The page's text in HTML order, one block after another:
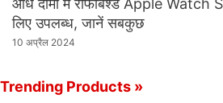
आधे दामों में रीफर्बिश्ड Apple Watch
लिए उपलब्ध, जानें सबकुछ
10 अप्रैल 2024
Trending Products »